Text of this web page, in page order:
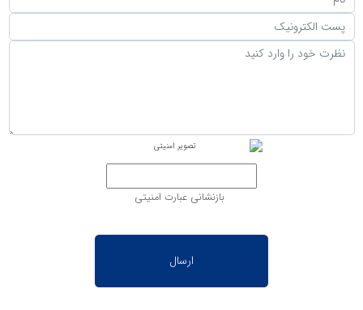
بازنشانی عبارت امنیتی